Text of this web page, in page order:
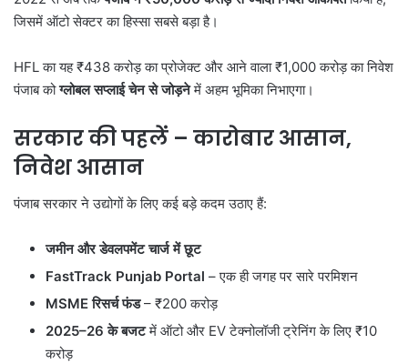
जिसमें ऑटो सेक्टर का हिस्सा सबसे बड़ा है।
HFL का यह ₹438 करोड़ का प्रोजेक्ट और आने वाला ₹1,000 करोड़ का निवेश
पंजाब कोग्लोबल सप्लाई चेन से जोड़नेमें अहम भूमिका निभाएगा।
सरकार की पहलें – कारोबार आसान,
निवेश आसान
पंजाब सरकार ने उद्योगों के लिए कई बड़े कदम उठाए हैं:
जमीन और डेवलपमेंट चार्ज में छूट
FastTrack Punjab Portal – एक ही जगह पर सारे परमिशन
MSMEरिसर्च फंड– ₹200 करोड़
2025–26के बजटमें ऑटो और EV टेक्नोलॉजी ट्रेनिंग के लिए ₹10
करोड़